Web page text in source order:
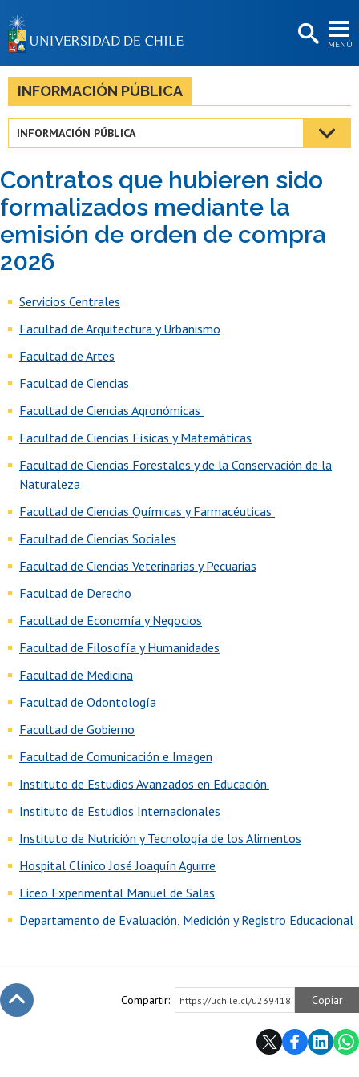
MENÚ
BIBLIOTECAS
LA UNIVERSIDAD
Estudiantes
Académicas/os
Funcionarias/os
Egresadas/os
INFORMACIÓN PÚBLICA
INFORMACIÓN PÚBLICA
Contratos que hubieren sido
formalizados mediante la
emisión de orden de compra
2026
Servicios Centrales
Facultad de Arquitectura y Urbanismo
Facultad de Artes
Facultad de Ciencias
Facultad de Ciencias Agronómicas
Facultad de Ciencias Físicas y Matemáticas
Facultad de Ciencias Forestales y de la Conservación de la
Naturaleza
Facultad de Ciencias Químicas y Farmacéuticas
Facultad de Ciencias Sociales
Facultad de Ciencias Veterinarias y Pecuarias
Facultad de Derecho
Facultad de Economía y Negocios
Facultad de Filosofía y Humanidades
Facultad de Medicina
Facultad de Odontología
Facultad de Gobierno
Facultad de Comunicación e Imagen
Instituto de Estudios Avanzados en Educación.
Instituto de Estudios Internacionales
Instituto de Nutrición y Tecnología de los Alimentos
Hospital Clínico José Joaquín Aguirre
Liceo Experimental Manuel de Salas
Departamento de Evaluación, Medición y Registro Educacional
Compartir: https://uchile.cl/u239418 Copiar